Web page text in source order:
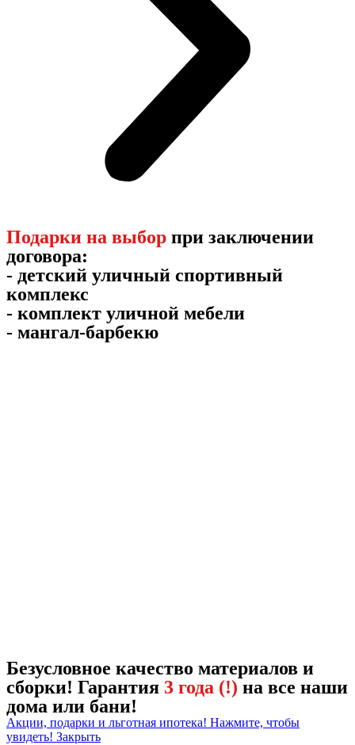
Подарки на выбор при заключении
договора:
- детский уличный спортивный
комплекс
- комплект уличной мебели
- мангал-барбекю
Безусловное качество материалов и
сборки! Гарантия 3 года (!) на все наши
дома или бани!
Акции, подарки и льготная ипотека! Нажмите, чтобы
увидеть! Закрыть